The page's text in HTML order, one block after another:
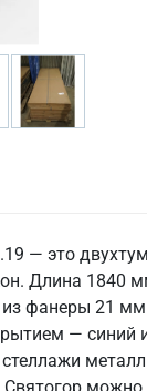
— это
Длина
фанеры 21
— синий